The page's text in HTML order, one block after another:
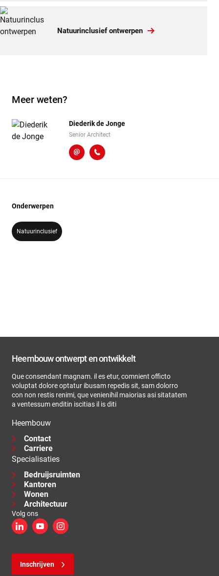
Natuurinclusief ontwerpen
Meer weten?
Diederik de Jonge
Senior Architect
d.de.jonge@heembouw.nl
071 - 332 00 60
Onderwerpen
Natuurinclusief
Heembouw ontwerpt en ontwikkelt
Que consendant magnam. il es etur, comnient officto
voluptat dolore optatur ibusam repedis sit, sam dolorro
con non restis renimi, que venienihil maiorias asi sitatatem
a ventessum enditin iscitias il is diti
Heembouw
Contact
Carriere
Specialisaties
Bedruijsruimten
Kantoren
Wonen
Architectuur
Volg ons
LinkedInYouTubeInstagram
Inschrijven